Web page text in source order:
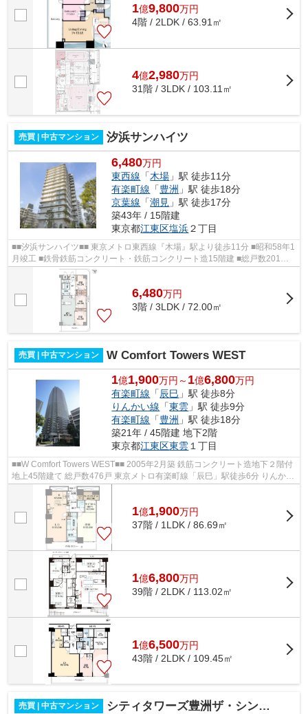
1億9,800万円
4階 / 2LDK / 63.91㎡
4億2,980万円
31階 / 3LDK / 103.11㎡
売買 | 中古マンション 汐浜サンハイツ
6,480万円
東西線 「木場 」駅 徒歩11分
有楽町線 「豊洲 」駅 徒歩18分
京葉線 「潮見 」駅 徒歩17分
築43年 / 15階建
東京都江東区塩浜２丁目
■■汐浜サンハイツ■■ 東京メトロ東西線『木場』駅より徒歩11分 ■昭和58年1
月竣工 ■鉄骨鉄筋コンクリート・鉄筋コンクリート造15階建 ■総戸数201戸 ■
エレベーター完備 ■駐車場完備 ■バ...
6,480万円
3階 / 3LDK / 72.00㎡
売買 | 中古マンション W Comfort Towers WEST
1億1,900万円～ 1億6,800万円
有楽町線 「辰巳 」駅 徒歩8分
りんかい線 「東雲 」駅 徒歩9分
有楽町線 「豊洲 」駅 徒歩18分
築21年 / 45階建 地下2階
東京都江東区東雲１丁目
■■W Comfort Towers WEST■■ 2005年2月築 鉄筋コンクリート造地下２階付
地上45階建て 総戸数476戸 東京メトロ有楽町線「辰巳」駅徒歩6分 りんかい
線「東雲」駅徒歩8分 ≪共用施設≫ フ...
1億1,900万円
37階 / 1LDK / 86.69㎡
1億6,800万円
39階 / 2LDK / 113.02㎡
1億6,500万円
43階 / 2LDK / 109.45㎡
売買 | 中古マンション シティタワーズ豊洲ザ・シンボル